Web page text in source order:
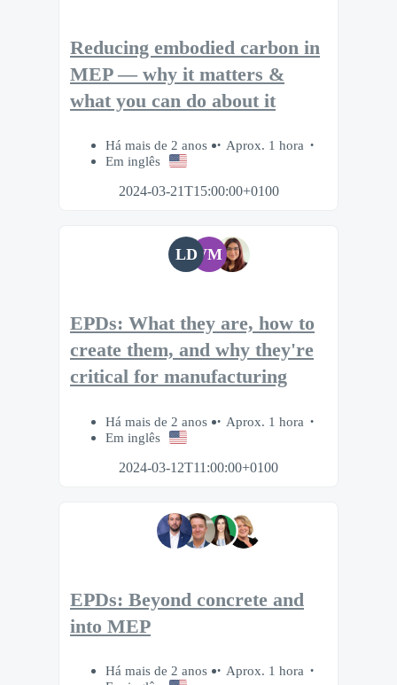
Reducing embodied carbon in
MEP — why it matters &
what you can do about it
Há mais de 2 anos
Aprox. 1 hora
Em inglês
2024-03-21T15:00:00+0100
LDVM
EPDs: What they are, how to
create them, and why they're
critical for manufacturing
Há mais de 2 anos
Aprox. 1 hora
Em inglês
2024-03-12T11:00:00+0100
EPDs: Beyond concrete and
into MEP
Há mais de 2 anos
Aprox. 1 hora